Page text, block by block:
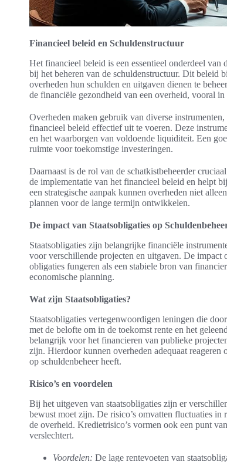
Financieel beleid en Schuldenstructuur
Het financieel beleid is een essentieel onderdeel
bij het beheren van de schuldenstructuur. Dit beleid
overheden hun schulden en uitgaven dienen te
de financiële gezondheid van een overheid, vooral
Overheden maken gebruik van diverse
financieel beleid effectief uit te voeren. Deze
en het waarborgen van voldoende liquiditeit. Een
ruimte voor toekomstige investeringen.
Daarnaast is de rol van de schatkistbeheerder
de implementatie van het financieel beleid en helpt
een strategische aanpak kunnen overheden niet
plannen voor de lange termijn ontwikkelen.
De impact van Staatsobligaties op
Staatsobligaties zijn belangrijke financiële
voor verschillende projecten en uitgaven. De impact
obligaties fungeren als een stabiele bron van
economische planning.
Wat zijn Staatsobligaties?
Staatsobligaties vertegenwoordigen leningen die
met de belofte om in de toekomst rente en het
belangrijk voor het financieren van publieke
zijn. Hierdoor kunnen overheden adequaat
op schuldenbeheer heeft.
Risico’s en voordelen
Bij het uitgeven van staatsobligaties zijn er
bewust moet zijn. De risico’s omvatten fluctuaties
de overheid. Kredietrisico’s vormen ook een punt
verslechtert.
Voordelen: De lage rentevoeten van